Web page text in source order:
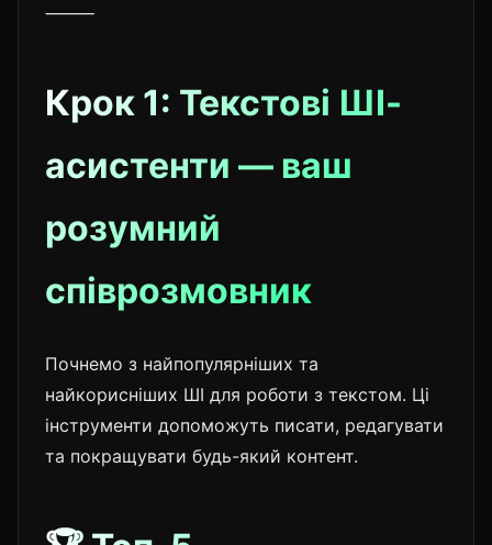
⸻
Крок 1: Текстові ШІ-
асистенти — ваш
розумний
співрозмовник
Почнемо з найпопулярніших та
найкорисніших ШІ для роботи з текстом. Ці
інструменти допоможуть писати, редагувати
та покращувати будь-який контент.